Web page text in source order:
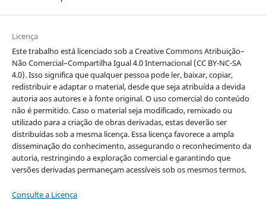
Licença
Este trabalho está licenciado sob a Creative Commons Atribuição–
Não Comercial–Compartilha Igual 4.0 Internacional (CC BY-NC-SA
4.0). Isso significa que qualquer pessoa pode ler, baixar, copiar,
redistribuir e adaptar o material, desde que seja atribuída a devida
autoria aos autores e à fonte original. O uso comercial do conteúdo
não é permitido. Caso o material seja modificado, remixado ou
utilizado para a criação de obras derivadas, estas deverão ser
distribuídas sob a mesma licença. Essa licença favorece a ampla
disseminação do conhecimento, assegurando o reconhecimento da
autoria, restringindo a exploração comercial e garantindo que
versões derivadas permaneçam acessíveis sob os mesmos termos.
Consulte a Licença